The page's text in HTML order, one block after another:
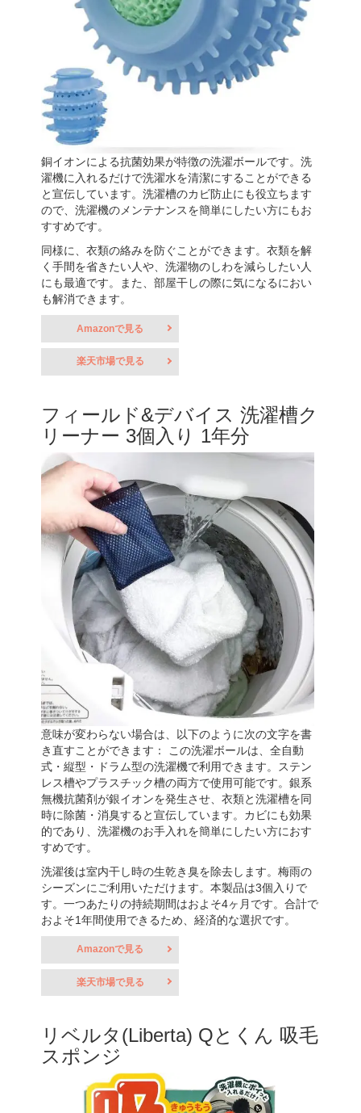
銅イオンによる抗菌効果が特徴の洗濯ボールです。洗
濯機に入れるだけで洗濯水を清潔にすることができる
と宣伝しています。洗濯槽のカビ防止にも役立ちます
ので、洗濯機のメンテナンスを簡単にしたい方にもお
すすめです。
同様に、衣類の絡みを防ぐことができます。衣類を解
く手間を省きたい人や、洗濯物のしわを減らしたい人
にも最適です。また、部屋干しの際に気になるにおい
も解消できます。
Amazonで見る
楽天市場で見る
フィールド&デバイス 洗濯槽ク
リーナー 3個入り 1年分
意味が変わらない場合は、以下のように次の文字を書
き直すことができます： この洗濯ボールは、全自動
式・縦型・ドラム型の洗濯機で利用できます。ステン
レス槽やプラスチック槽の両方で使用可能です。銀系
無機抗菌剤が銀イオンを発生させ、衣類と洗濯槽を同
時に除菌・消臭すると宣伝しています。カビにも効果
的であり、洗濯機のお手入れを簡単にしたい方におす
すめです。
洗濯後は室内干し時の生乾き臭を除去します。梅雨の
シーズンにご利用いただけます。本製品は3個入りで
す。一つあたりの持続期間はおよそ4ヶ月です。合計で
およそ1年間使用できるため、経済的な選択です。
Amazonで見る
楽天市場で見る
リベルタ(Liberta) Qとくん 吸毛
スポンジ